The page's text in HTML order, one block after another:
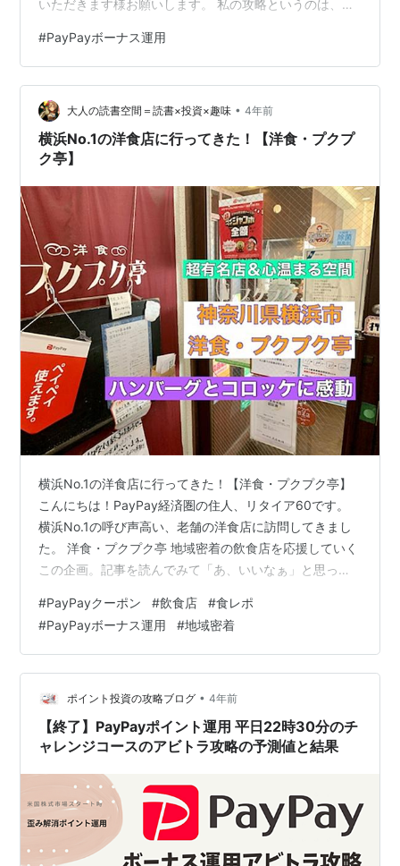
いただきます様お願いします。 私の攻略というのは、普
いうものです。なんとなくそうなる、という話ではなく
明確な有利・不利のタイミングがありますので再現性は
高いはずです。 毎週月曜日の7時（8時）の取引開始時の
ギャップ（窓）を利用した攻略法 月曜～金曜日の22時30
分（23時30分）のチャレンジコースの価格の歪みの訂正
を利用する攻略法 …
#PayPayボーナス運用
大人の読書空間＝読書×投資×趣味 • 4年前
横浜No.1の洋食店に行ってきた！【洋食・プクプ
ク亭】
横浜No.1の洋食店に行ってきた！【洋食・プクプク亭】
こんにちは！PayPay経済圏の住人、リタイア60です。
横浜No.1の呼び声高い、老舗の洋食店に訪問してきまし
た。 洋食・プクプク亭 地域密着の飲食店を応援していく
この企画。記事を読んでみて「あ、いいなぁ」と思った
どこにある？ ２.プクプク亭のメニューや店内 ３.絶品ハ
ンバーグとカニクリームコロッケ ①今回のランチ代は？
②特製ハンバーグ ③カニクリームコロッケ ４.個人事業
主でもQR決済を導入 ５.プクプク亭の後は… ６.お知らせ
１.プクプク亭はどこにある？ 洋食・プクプク亭の店…
#PayPayクーポン #飲食店 #食レポ
#PayPayボーナス運用 #地域密着
ポイント投資の攻略ブログ • 4年前
【終了】PayPayポイント運用 平日22時30分のチ
ャレンジコースのアビトラ攻略の予測値と結果